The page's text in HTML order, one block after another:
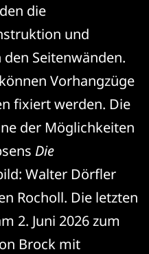
die
und
Seitenwänden.
Vorhangzüge
fixiert werden. Die
der Möglichkeiten
Die
Walter Dörfler
Rocholl. Die letzten
2. Juni 2026 zum
Brock mit